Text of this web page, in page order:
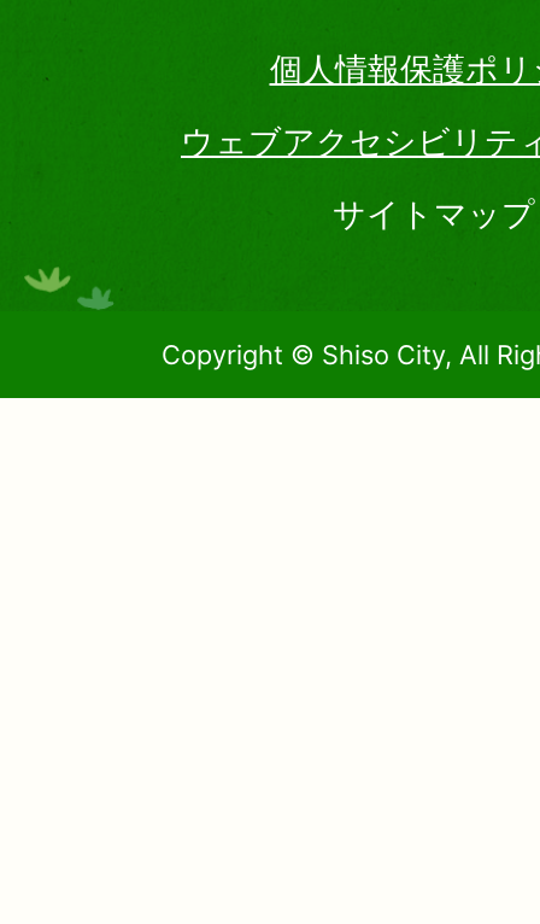
個人情報保護ポ
ウェブアクセシビリテ
サイトマップ
Copyright © Shiso City, All